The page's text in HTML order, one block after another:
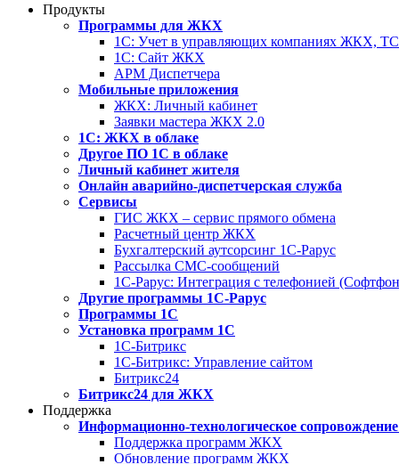
Продукты
Программы для ЖКХ
1С: Учет в управляющих компаниях ЖКХ,
1С: Сайт ЖКХ
АРМ Диспетчера
Мобильные приложения
ЖКХ: Личный кабинет
Заявки мастера ЖКХ 2.0
1С: ЖКХ в облаке
Другое ПО 1С в облаке
Личный кабинет жителя
Онлайн аварийно-диспетчерская служба
Сервисы
ГИС ЖКХ – сервис прямого обмена
Расчетный центр ЖКХ
Бухгалтерский аутсорсинг 1С-Рарус
Рассылка СМС-сообщений
1С-Рарус: Интеграция с телефонией
Другие программы 1С-Рарус
Программы 1С
Установка программ 1С
1С-Битрикс
1С-Битрикс: Управление сайтом
Битрикс24
Битрикс24 для ЖКХ
Поддержка
Информационно-технологическое
Поддержка программ ЖКХ
Обновление программ ЖКХ